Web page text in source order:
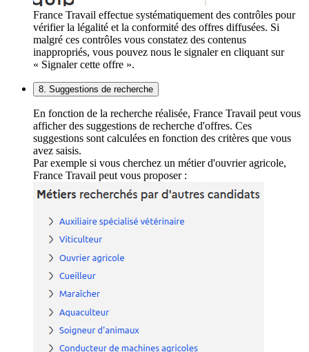
France Travail effectue systématiquement des contrôles pour
vérifier la légalité et la conformité des offres diffusées. Si
malgré ces contrôles vous constatez des contenus
inappropriés, vous pouvez nous le signaler en cliquant sur
« Signaler cette offre ».
8. Suggestions de recherche
En fonction de la recherche réalisée, France Travail peut vous
afficher des suggestions de recherche d'offres. Ces
suggestions sont calculées en fonction des critères que vous
avez saisis.
Par exemple si vous cherchez un métier d'ouvrier agricole,
France Travail peut vous proposer :